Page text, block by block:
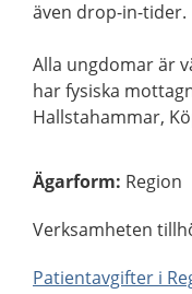
även drop-in-tider.
Alla ungdomar är
har fysiska
Hallstahammar,
Ägarform: Region
Verksamheten
Patientavgifter i